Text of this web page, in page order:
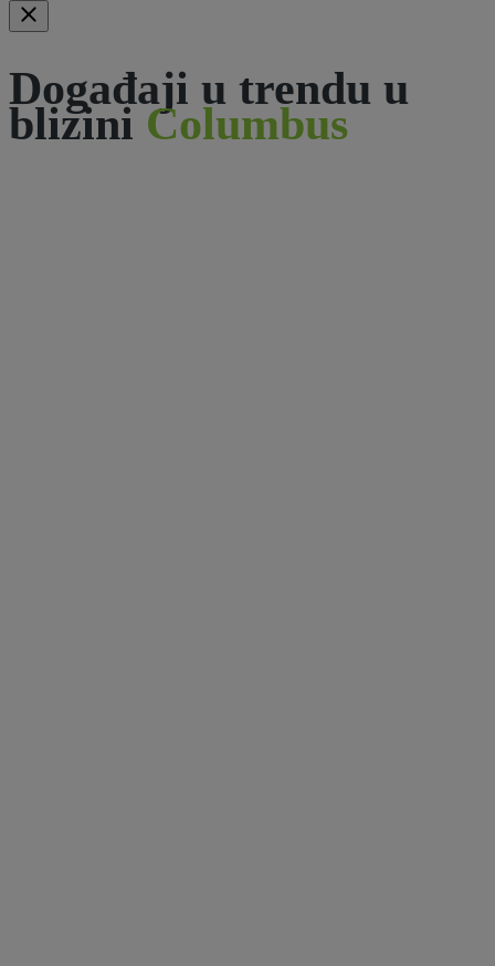
Događaji u trendu u
blizini Columbus